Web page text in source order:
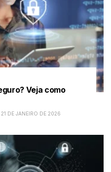
Veja como
21 DE JANEIRO DE 2026